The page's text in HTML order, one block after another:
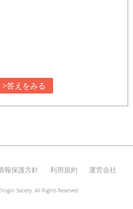
>答えをみる
報保護方針 利用規約 運営会社
Society. All Rights Reserved.